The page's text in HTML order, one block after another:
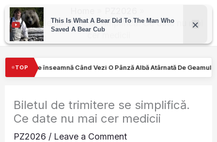
Skip
content
Biletul de trimitere se simplifică. Ce date nu mai
TOP
Vezi O Pânză Albă Atârnată De Geamul Unei Mașini. Semnalul…
Biletul de trimitere se simplifică.
Ce date nu mai cer medicii
PZ2026 / Leave a Comment